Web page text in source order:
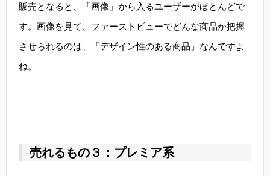
販売となると、「画像」から入るユーザーがほとんどで
す。画像を見て、ファーストビューでどんな商品か把握
させられるのは、「デザイン性のある商品」なんですよ
ね。
売れるもの３：プレミア系